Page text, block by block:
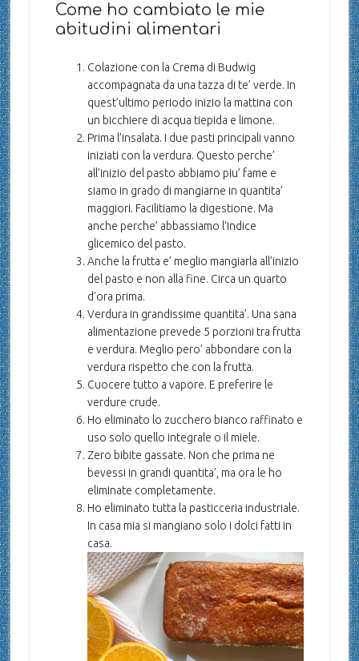
Come ho cambiato le mie
abitudini alimentari
Colazione con la Crema di Budwig
accompagnata da una tazza di te’ verde. In
quest’ultimo periodo inizio la mattina con
un bicchiere di acqua tiepida e limone.
Prima l’insalata. I due pasti principali vanno
iniziati con la verdura. Questo perche’
all’inizio del pasto abbiamo piu’ fame e
siamo in grado di mangiarne in quantita’
maggiori. Facilitiamo la digestione. Ma
anche perche’ abbassiamo l’indice
glicemico del pasto.
Anche la frutta e’ meglio mangiarla all’inizio
del pasto e non alla fine. Circa un quarto
d’ora prima.
Verdura in grandissime quantita’. Una sana
alimentazione prevede 5 porzioni tra frutta
e verdura. Meglio pero’ abbondare con la
verdura rispetto che con la frutta.
Cuocere tutto a vapore. E preferire le
verdure crude.
Ho eliminato lo zucchero bianco raffinato e
uso solo quello integrale o il miele.
Zero bibite gassate. Non che prima ne
bevessi in grandi quantita’, ma ora le ho
eliminate completamente.
Ho eliminato tutta la pasticceria industriale.
In casa mia si mangiano solo i dolci fatti in
casa.